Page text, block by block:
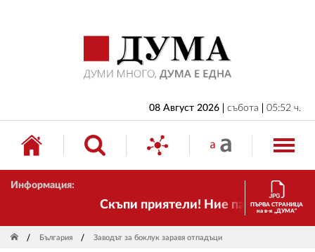
08 Август 2026 събота 05:52 ч.
Информация:
Скъпи приятели! Ние пак сме тук!
ПЪРВА СТРАНИЦА
на в-к „ДУМА“
България Заводът за боклук заравя отпадъци
БЪЛГАРИЯ
ИКОНОМИКА
ИЗБОРИ
СВЯТ